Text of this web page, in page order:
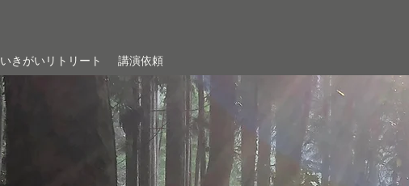
いきがいリトリート 講演依頼